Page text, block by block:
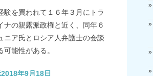
を買われて１６年３月にトラ
の親露派政権と近く、同年６
ニア氏とロシア人弁護士の会談
能性がある。
年9月18日